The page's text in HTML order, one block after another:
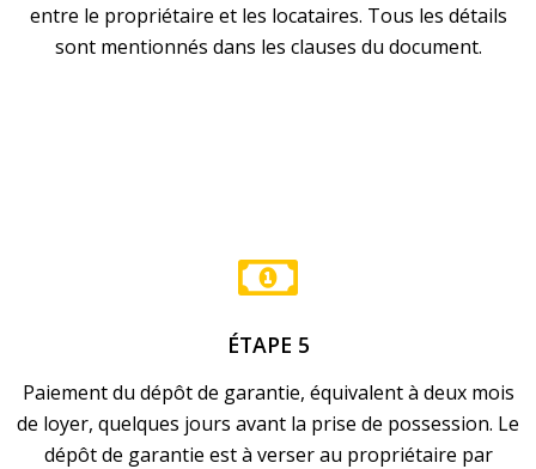
entre le propriétaire et les locataires. Tous les détails
sont mentionnés dans les clauses du document.
ÉTAPE 5
Paiement du dépôt de garantie, équivalent à deux mois
de loyer, quelques jours avant la prise de possession. Le
dépôt de garantie est à verser au propriétaire par